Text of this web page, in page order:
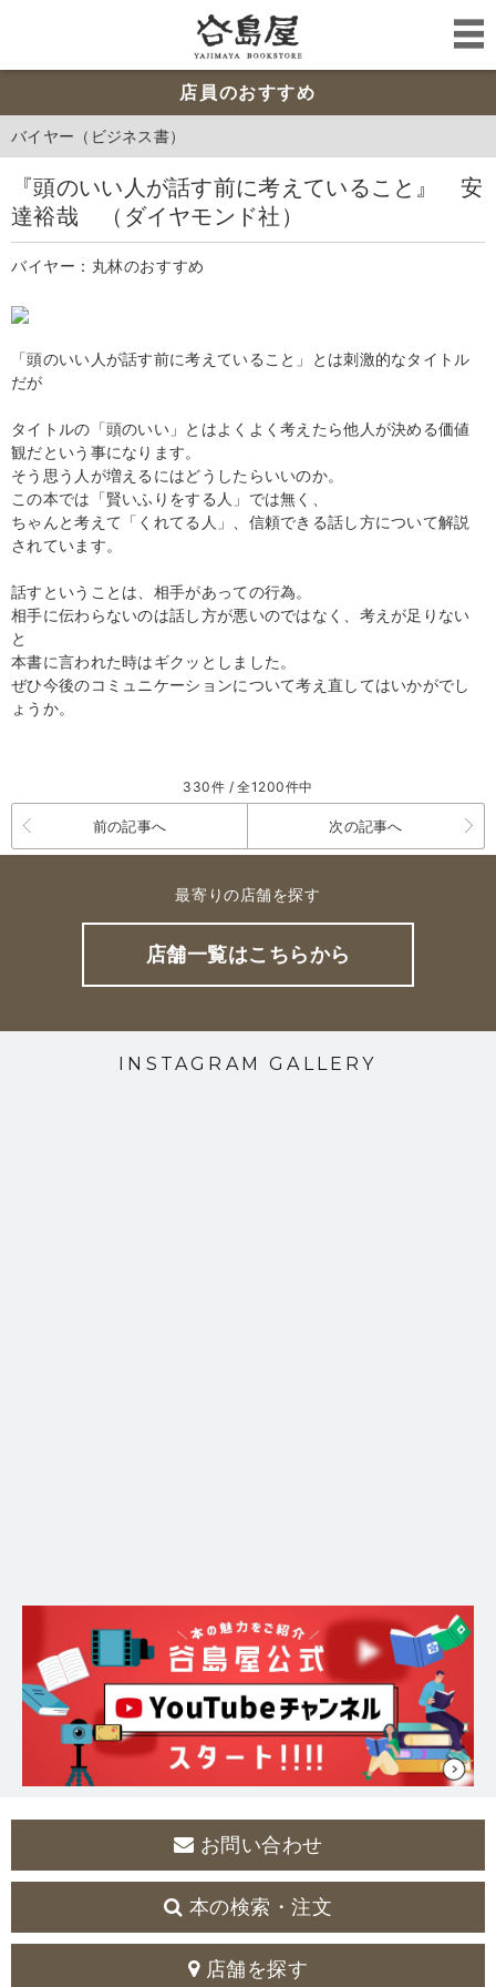
店員のおすすめ
バイヤー（ビジネス書）
『頭のいい人が話す前に考えていること』 安
達裕哉 （ダイヤモンド社）
バイヤー：丸林のおすすめ
「頭のいい人が話す前に考えていること」とは刺激的なタイトル
だが
タイトルの「頭のいい」とはよくよく考えたら他人が決める価値
観だという事になります。
そう思う人が増えるにはどうしたらいいのか。
この本では「賢いふりをする人」では無く、
ちゃんと考えて「くれてる人」、信頼できる話し方について解説
されています。
話すということは、相手があっての行為。
相手に伝わらないのは話し方が悪いのではなく、考えが足りない
と
本書に言われた時はギクッとしました。
ぜひ今後のコミュニケーションについて考え直してはいかがでし
ょうか。
330件 / 全1200件中
前の記事へ 次の記事へ
最寄りの店舗を探す
店舗一覧はこちらから
INSTAGRAM GALLERY
お問い合わせ
本の検索・注文
店舗を探す